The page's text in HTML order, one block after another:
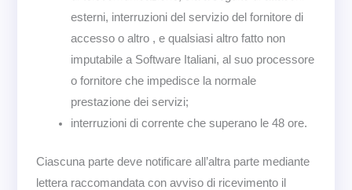
esterni, interruzioni del servizio del fornitore di
accesso o altro , e qualsiasi altro fatto non
imputabile a Software Italiani, al suo processore
o fornitore che impedisce la normale
prestazione dei servizi;
interruzioni di corrente che superano le 48 ore.
Ciascuna parte deve notificare all’altra parte mediante
lettera raccomandata con avviso di ricevimento il